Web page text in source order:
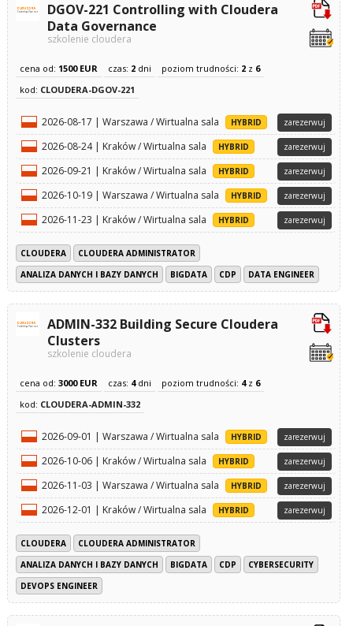
DGOV-221 Controlling with Cloudera
Data Governance
szkolenie cloudera
cena od: 1500 EUR czas: 2dni poziom trudności: 2z 6
kod: CLOUDERA-DGOV-221
2026-08-17 | Warszawa / Wirtualna sala HYBRID zarezerwuj
2026-08-24 | Kraków / Wirtualna sala HYBRID zarezerwuj
2026-09-21 | Kraków / Wirtualna sala HYBRID zarezerwuj
2026-10-19 | Warszawa / Wirtualna sala HYBRID zarezerwuj
2026-11-23 | Kraków / Wirtualna sala HYBRID zarezerwuj
CLOUDERA
CLOUDERA ADMINISTRATOR
ANALIZA DANYCH I BAZY DANYCH
BIGDATA CDP DATA ENGINEER
ADMIN-332 Building Secure Cloudera
Clusters
szkolenie cloudera
cena od: 3000 EUR czas: 4dni poziom trudności: 4z 6
kod: CLOUDERA-ADMIN-332
2026-09-01 | Warszawa / Wirtualna sala HYBRID zarezerwuj
2026-10-06 | Kraków / Wirtualna sala HYBRID zarezerwuj
2026-11-03 | Warszawa / Wirtualna sala HYBRID zarezerwuj
2026-12-01 | Kraków / Wirtualna sala HYBRID zarezerwuj
CLOUDERA
CLOUDERA ADMINISTRATOR
ANALIZA DANYCH I BAZY DANYCH
BIGDATA CDP
CYBERSECURITY
DEVOPS ENGINEER